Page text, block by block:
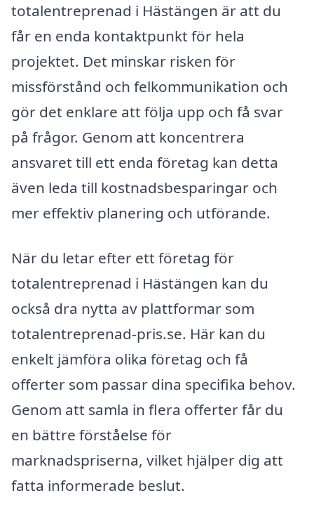
totalentreprenad i Hästängen är att du
får en enda kontaktpunkt för hela
projektet. Det minskar risken för
missförstånd och felkommunikation och
gör det enklare att följa upp och få svar
på frågor. Genom att koncentrera
ansvaret till ett enda företag kan detta
även leda till kostnadsbesparingar och
mer effektiv planering och utförande.
När du letar efter ett företag för
totalentreprenad i Hästängen kan du
också dra nytta av plattformar som
totalentreprenad-pris.se. Här kan du
enkelt jämföra olika företag och få
offerter som passar dina specifika behov.
Genom att samla in flera offerter får du
en bättre förståelse för
marknadspriserna, vilket hjälper dig att
fatta informerade beslut.